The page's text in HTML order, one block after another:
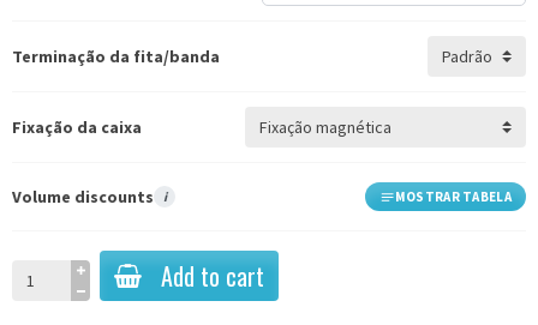
Terminação da fita/banda
Fixação da caixa
Volume discounts i MOSTRAR TABELA
Add to cart